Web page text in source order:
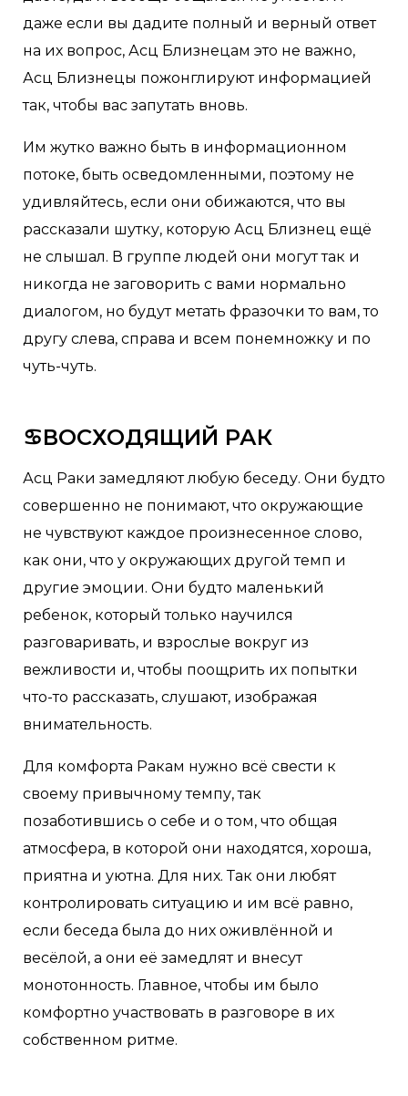
даже если вы дадите полный и верный ответ
на их вопрос, Асц Близнецам это не важно,
Асц Близнецы пожонглируют информацией
так, чтобы вас запутать вновь.
Им жутко важно быть в информационном
потоке, быть осведомленными, поэтому не
удивляйтесь, если они обижаются, что вы
рассказали шутку, которую Асц Близнец ещё
не слышал. В группе людей они могут так и
никогда не заговорить с вами нормально
диалогом, но будут метать фразочки то вам, то
другу слева, справа и всем понемножку и по
чуть-чуть.
♋ВОСХОДЯЩИЙ РАК
Асц Раки замедляют любую беседу. Они будто
совершенно не понимают, что окружающие
не чувствуют каждое произнесенное слово,
как они, что у окружающих другой темп и
другие эмоции. Они будто маленький
ребенок, который только научился
разговаривать, и взрослые вокруг из
вежливости и, чтобы поощрить их попытки
что-то рассказать, слушают, изображая
внимательность.
Для комфорта Ракам нужно всё свести к
своему привычному темпу, так
позаботившись о себе и о том, что общая
атмосфера, в которой они находятся, хороша,
приятна и уютна. Для них. Так они любят
контролировать ситуацию и им всё равно,
если беседа была до них оживлённой и
весёлой, а они её замедлят и внесут
монотонность. Главное, чтобы им было
комфортно участвовать в разговоре в их
собственном ритме.